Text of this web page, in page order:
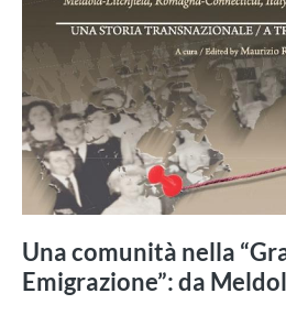
Una comunità nella
Emigrazione”: da